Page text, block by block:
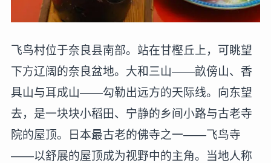
飞鸟村位于奈良县南部。站在甘樫丘上，可眺望
下方辽阔的奈良盆地。大和三山——畝傍山、香
具山与耳成山——勾勒出远方的天际线。向东望
去，是一块块小稻田、宁静的乡间小路与古老寺
院的屋顶。日本最古老的佛寺之一——飞鸟寺
——以舒展的屋顶成为视野中的主角。当地人称